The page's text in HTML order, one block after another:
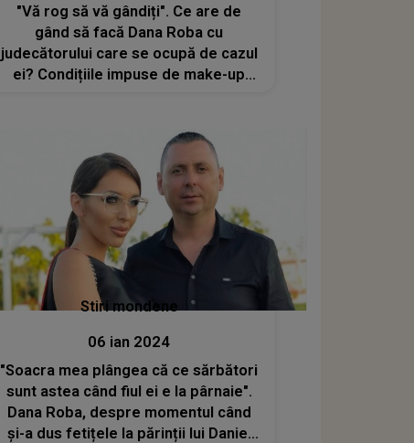
"Vă rog să vă gândiți". Ce are de
gând să facă Dana Roba cu
judecătorului care se ocupă de cazul
ei? Condițiile impuse de make-up
Stiri mondene
06 ian 2024
"Soacra mea plângea că ce sărbători
sunt astea când fiul ei e la pârnaie".
Dana Roba, despre momentul când
și-a dus fetițele la părinții lui Daniel